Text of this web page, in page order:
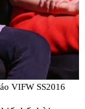
VIFW SS2016